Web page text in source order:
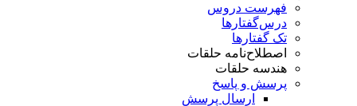
فهرست دروس
درس‌گفتار‌ها
تک گفتارها
اصطلاح‌نامه حلقات
هندسه حلقات
پرسش و پاسخ
ارسال پرسش